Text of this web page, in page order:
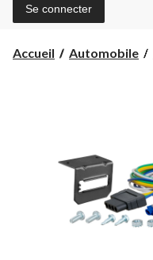
Se connecter
Accueil Automobile